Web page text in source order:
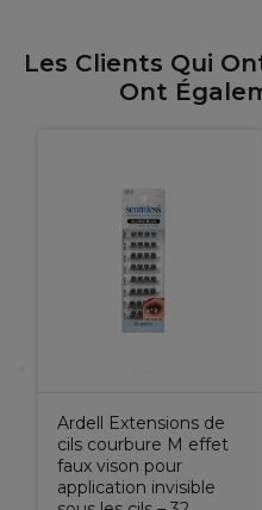
Les Clients Qui
Ont
Ardell Extensions de
cils courbure M effet
faux vison pour
application invisible